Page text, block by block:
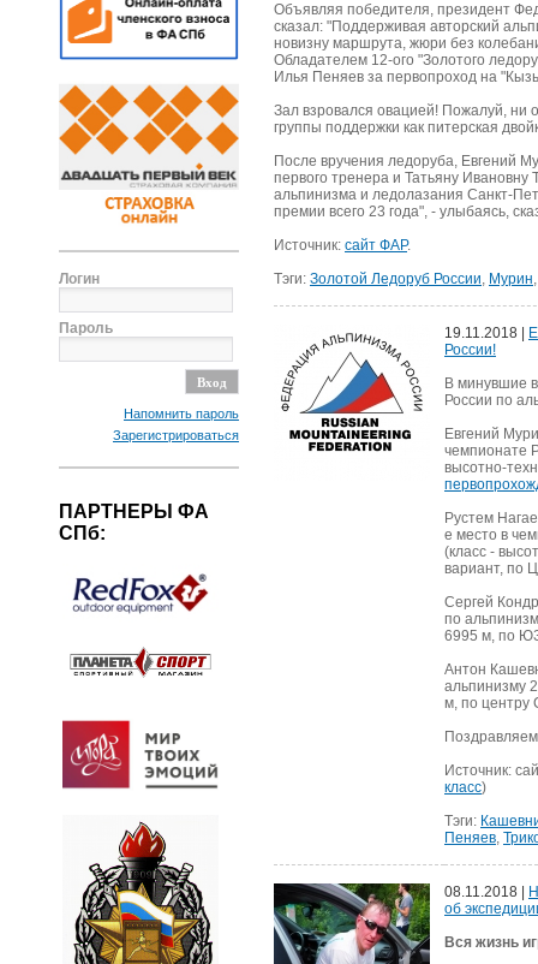
Логин
Пароль
Напомнить пароль
Зарегистрироваться
ПАРТНЕРЫ ФА
СПб:
Объявляя победителя, президент
сказал: "Поддерживая авторский
новизну маршрута, жюри без
Обладателем 12-ого "Золотого
Илья Пеняев за первопроход на
Зал взровался овацией! Пожалуй, ни
группы поддержки как питерская
После вручения ледоруба, Евгений
первого тренера и Татьяну
альпинизма и ледолазания Санкт-
премии всего 23 года", - улыбаясь,
Источник: сайт ФАР.
Тэги: Золотой Ледоруб России, Мурин
19.11.2018 |
России!
В минувшие
России по
Евгений
чемпионате
высотно-
Рустем
е место в
(класс -
вариант, по
Сергей
по
6995 м, по ЮЗ
Антон
альпинизму
м, по центру
Источник:
класс)
Тэги:
Пеняев,
08.11.2018 |
об
Вся жизнь